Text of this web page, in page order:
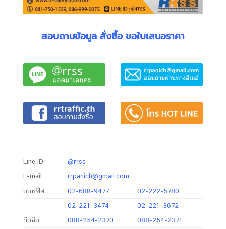
สอบถามข้อมูล สั่งซื้อ ขอใบเสนอราคา
Line ID
@rrss
E-mail
rrpanich@gmail.com
ออฟฟิศ
02-688-9477
02-222-5780
02-221-3474
02-221-3672
มือถือ
088-254-2370
088-254-2371